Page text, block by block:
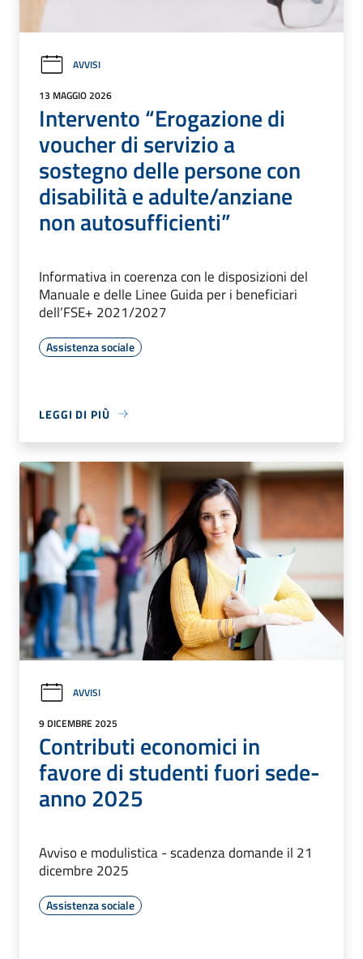
AVVISI
13 MAGGIO 2026
Intervento “Erogazione di
voucher di servizio a
sostegno delle persone con
disabilità e adulte/anziane
non autosufficienti”
Informativa in coerenza con le disposizioni del
Manuale e delle Linee Guida per i beneficiari
dell’FSE+ 2021/2027
Assistenza sociale
LEGGI DI PIÙ
AVVISI
9 DICEMBRE 2025
Contributi economici in
favore di studenti fuori sede-
anno 2025
Avviso e modulistica - scadenza domande il 21
dicembre 2025
Assistenza sociale